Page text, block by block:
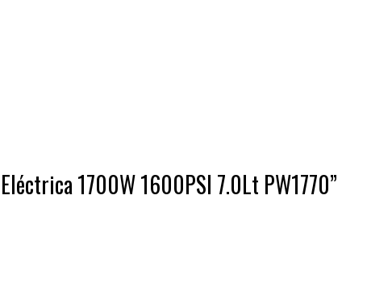
1700W 1600PSI 7.0Lt PW1770”